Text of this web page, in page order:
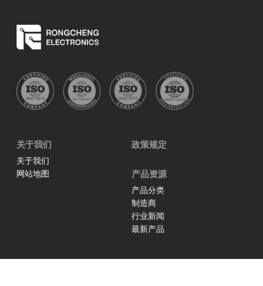
关于我们
关于我们
网站地图
政策规定
产品资源
产品分类
制造商
行业新闻
最新产品